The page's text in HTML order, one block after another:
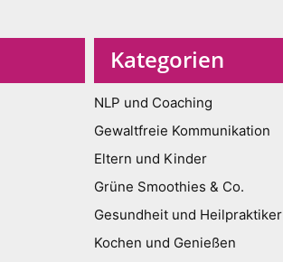
Kategorien
NLP und Coaching
Gewaltfreie Kommunikation
Eltern und Kinder
Grüne Smoothies & Co.
Gesundheit und Heilpraktiker
Kochen und Genießen